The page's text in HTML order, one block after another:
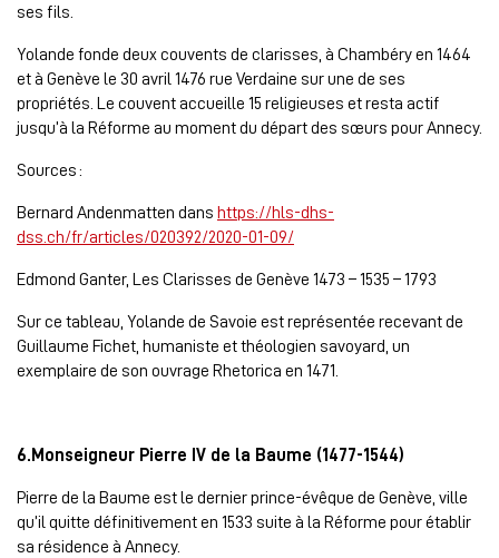
ses fils.
Yolande fonde deux couvents de clarisses, à Chambéry en 1464
et à Genève le 30 avril 1476 rue Verdaine sur une de ses
propriétés. Le couvent accueille 15 religieuses et resta actif
jusqu’à la Réforme au moment du départ des sœurs pour Annecy.
Sources :
Bernard Andenmatten dans https://hls-dhs-
dss.ch/fr/articles/020392/2020-01-09/
Edmond Ganter, Les Clarisses de Genève 1473 – 1535 – 1793
Sur ce tableau, Yolande de Savoie est représentée recevant de
Guillaume Fichet, humaniste et théologien savoyard, un
exemplaire de son ouvrage Rhetorica en 1471.
6.Monseigneur Pierre IV de la Baume (1477-1544)
Pierre de la Baume est le dernier prince-évêque de Genève, ville
qu’il quitte définitivement en 1533 suite à la Réforme pour établir
sa résidence à Annecy.